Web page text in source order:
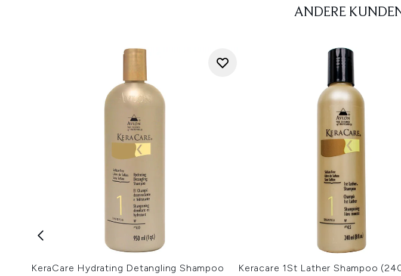
ANDERE
KeraCare Hydrating Detangling Shampoo
Keracare 1St Lather Shampoo